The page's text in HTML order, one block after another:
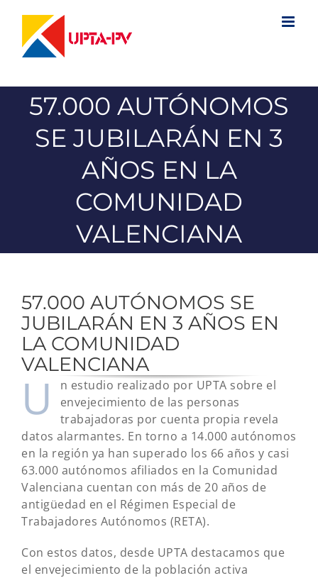
contenido
57.000 AUTÓNOMOS
SE JUBILARÁN EN 3
AÑOS EN LA
COMUNIDAD
VALENCIANA
57.000 AUTÓNOMOS SE
JUBILARÁN EN 3 AÑOS EN
LA COMUNIDAD
VALENCIANA
U
n estudio realizado por UPTA sobre el
envejecimiento de las personas
trabajadoras por cuenta propia revela
datos alarmantes. En torno a 14.000 autónomos
en la región ya han superado los 66 años y casi
63.000 autónomos afiliados en la Comunidad
Valenciana cuentan con más de 20 años de
antigüedad en el Régimen Especial de
Trabajadores Autónomos (RETA).
Con estos datos, desde UPTA destacamos que
el envejecimiento de la población activa